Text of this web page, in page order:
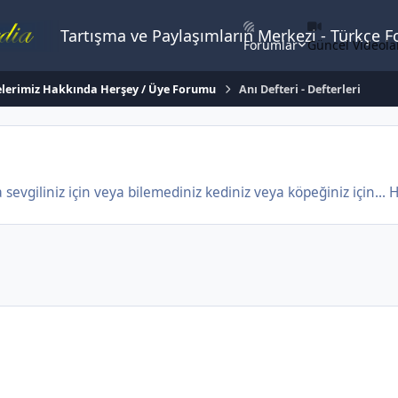
Tartışma ve Paylaşımların Merkezi -
Forumlar Güncel
Hakkında Herşey / Üye Forumu Anı Defteri - Defterleri
sevgiliniz için veya bilemediniz kediniz veya köpeğiniz için...